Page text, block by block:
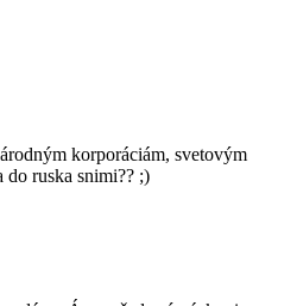
korporáciám, svetovým
do ruska snimi?? ;)